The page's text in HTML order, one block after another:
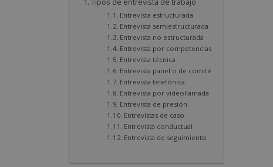
Tipos de entrevista de trabajo
Entrevista estructurada
Entrevista semiestructurada
Entrevista no estructurada
Entrevista por competencias
Entrevista técnica
Entrevista panel o de comité
Entrevista telefónica
Entrevista por videollamada
Entrevista de presión
Entrevistas de caso
Entrevista conductual
Entrevista de seguimiento